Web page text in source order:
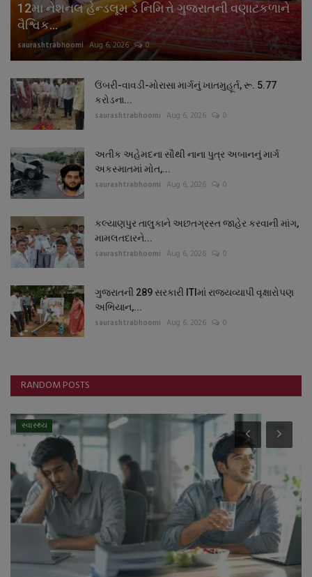
12મા નેશનલ હેન્ડલૂમ ડે નિમિત્તે ગુજરાતની વણાટકળાને
વૈશ્વિક...
saurashtrabhoomi Aug 6, 2026 0
ઉંબરી-વાવડી-મોરાસા માર્ગનું ખાતમુહૂર્ત, રૂ. 5.77
કરોડના...
saurashtrabhoomi Aug 6, 2026 0
અતીક અહેમદના સૌથી નાના પુત્ર અબાનનું માર્ગ
અકસ્માતમાં મોત,...
saurashtrabhoomi Aug 6, 2026 0
કલ્યાણપુર તાલુકાને અછતગ્રસ્ત જાહેર કરવાની માંગ,
મામલતદારને...
saurashtrabhoomi Aug 6, 2026 0
ગુજરાતની 289 સરકારી ITIમાં રાજ્યવ્યાપી વૃક્ષારોપણ
અભિયાન,...
saurashtrabhoomi Aug 6, 2026 0
RANDOM POSTS
સ્વાસ્થ્ય